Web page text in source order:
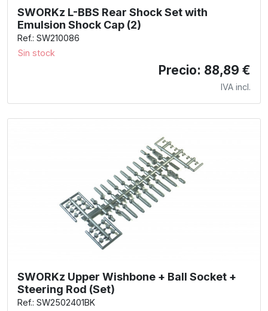
SWORKz L-BBS Rear Shock Set with
Emulsion Shock Cap (2)
Ref.: SW210086
Sin stock
Precio: 88,89 €
IVA incl.
SWORKz Upper Wishbone + Ball Socket +
Steering Rod (Set)
Ref.: SW2502401BK